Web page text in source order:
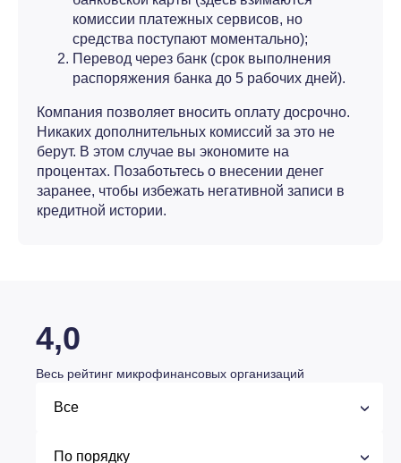
комиссии платежных сервисов, но
средства поступают моментально);
Перевод через банк (срок выполнения
распоряжения банка до 5 рабочих дней).
Компания позволяет вносить оплату досрочно.
Никаких дополнительных комиссий за это не
берут. В этом случае вы экономите на
процентах. Позаботьтесь о внесении денег
заранее, чтобы избежать негативной записи в
кредитной истории.
4,0
Весь рейтинг микрофинансовых организаций